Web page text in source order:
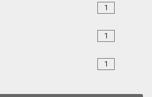
1
1
1